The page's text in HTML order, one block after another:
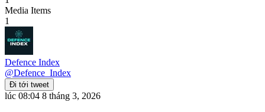
Media Items
1
Defence Index
@Defence_Index
Đi tới tweet
lúc 08:04 8 tháng 3, 2026